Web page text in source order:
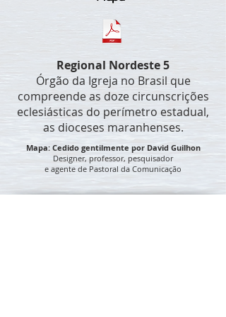
Regional Nordeste 5
Órgão da Igreja no Brasil que
compreende as doze circunscrições
eclesiásticas do perímetro estadual,
as dioceses maranhenses.
Mapa: Cedido gentilmente por David Guilhon
Designer, professor, pesquisador
e agente de Pastoral da Comunicação